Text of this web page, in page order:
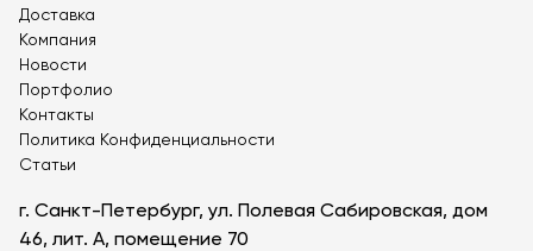
Парковки для электросамокатов
Парковки для самокатов
Доставка
Компания
Новости
Портфолио
Контакты
Политика Конфиденциальности
Статьи
г. Санкт-Петербург, ул. Полевая Сабировская, дом
46, лит. А, помещение 70